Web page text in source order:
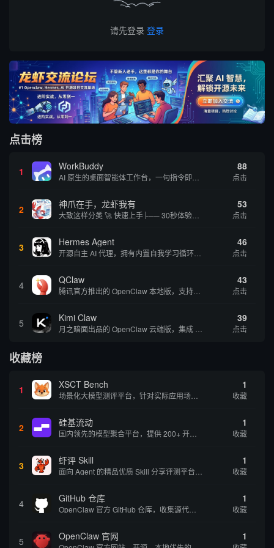
请先登录 登录
点击榜
1 WorkBuddy 88
点击
2 神爪在手，龙虾我有 53
点击
3 Hermes Agent 46
点击
4 QClaw 43
点击
5 Kimi Claw 39
点击
收藏榜
1 XSCT Bench 1
收藏
2 硅基流动 1
收藏
3 虾评 Skill 1
收藏
4 GitHub 仓库 1
收藏
5 OpenClaw 官网 1